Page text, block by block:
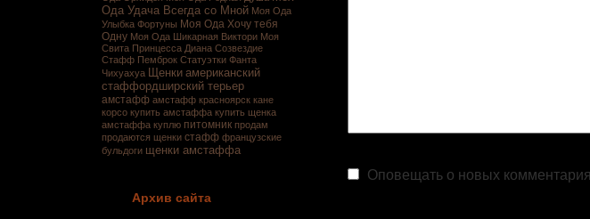
Ода Удача Всегда со Мной Моя Ода
Улыбка Фортуны Моя Ода Хочу тебя
Одну Моя Ода Шикарная Виктори Моя
Свита Принцесса Диана Созвездие
Стафф Пемброк Статуэтки Фанта
Чихуахуа Щенки американский
стаффордширский терьер
амстафф амстафф красноярск кане
корсо купить амстаффа купить щенка
амстаффа куплю питомник продам
продаются щенки стафф французские
бульдоги щенки амстаффа
Архив сайта
Оповещать о новых